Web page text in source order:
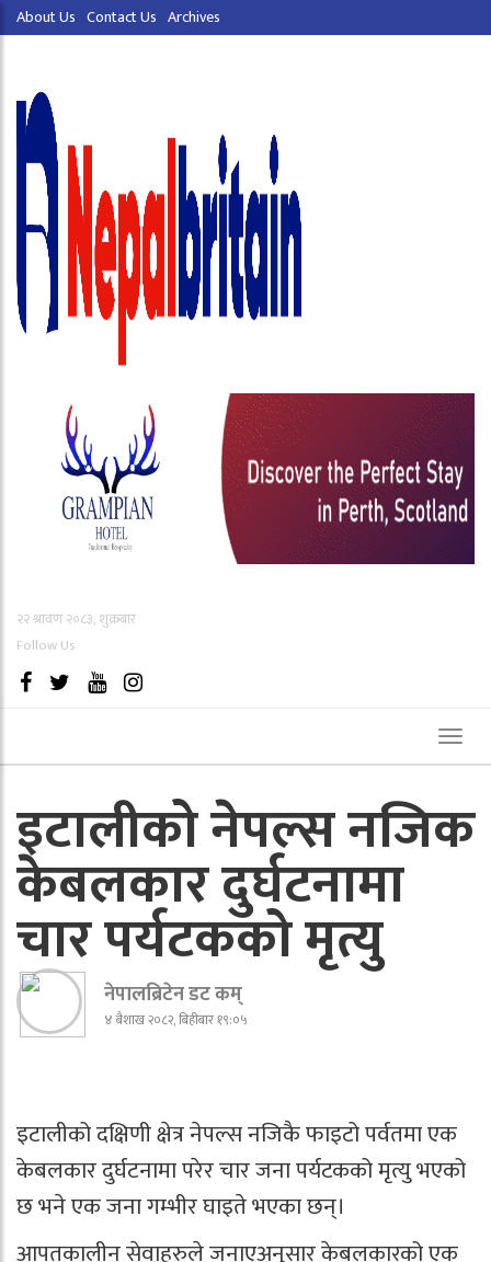
About Us Contact Us Archives
२२ श्रावण २०८३, शुक्रबार
Follow Us
इटालीको नेपल्स नजिक
केबलकार दुर्घटनामा
चार पर्यटकको मृत्यु
नेपालब्रिटेन डट कम्
४ बैशाख २०८२, बिहीबार १९:०५
इटालीको दक्षिणी क्षेत्र नेपल्स नजिकै फाइटो पर्वतमा एक
केबलकार दुर्घटनामा परेर चार जना पर्यटकको मृत्यु भएको
छ भने एक जना गम्भीर घाइते भएका छन्।
आपतकालीन सेवाहरुले जनाएअनुसार केबलकारको एक